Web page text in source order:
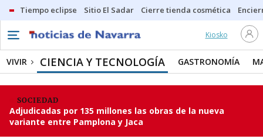
Tiempo eclipse Sitio El Sadar Cierre tienda cosmética
Kiosko
VIVIR CIENCIA Y TECNOLOGÍA GASTRONOMÍA
SOCIEDAD
Adjudicadas por 135 millones las obras de la nueva
variante entre Pamplona y Jaca